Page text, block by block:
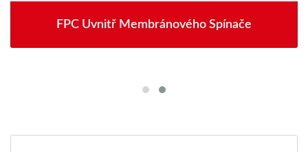
FPC Uvnitř Membránového Spínače